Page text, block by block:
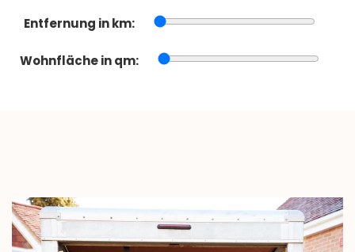
Entfernung in km:
Wohnfläche in qm: